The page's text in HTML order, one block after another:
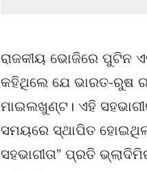
ରାଜକୀୟ ଭୋଜିରେ ପୁଟିନ
କହିଥିଲେ ଯେ ଭାରତ-ରୁଷ
ମାଇଲଖୁଣ୍ଟ। ଏହି
ସମୟରେ ସ୍ଥାପିତ
ସହଭାଗୀତା” ପ୍ରତି